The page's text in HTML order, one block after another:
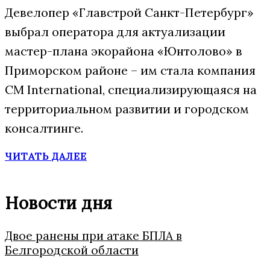
Девелопер «Главстрой Санкт-Петербург»
выбрал оператора для актуализации
мастер-плана экорайона «Юнтолово» в
Приморском районе – им стала компания
CM International, специализирующаяся на
территориальном развитии и городском
консалтинге.
ЧИТАТЬ ДАЛЕЕ
Новости дня
Двое ранены при атаке БПЛА в
Белгородской области